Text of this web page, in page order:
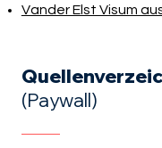
Vander Elst Visum
(Paywall)